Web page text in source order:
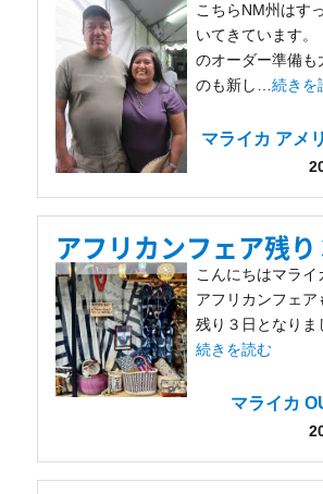
こちらNM州はす
いてきています
のオーダー準備も
のも新し…続きを
マライカ アメ
アフリカンフェア残
こんにちはマライ
アフリカンフェア
残り３日とな
続きを読む
マライカ